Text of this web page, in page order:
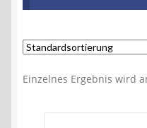
Einzelnes Ergebnis wird